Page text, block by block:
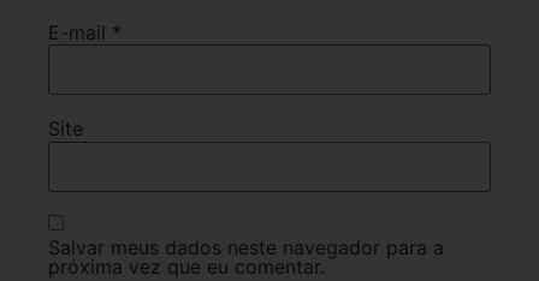
E-mail *
Site
Salvar meus dados neste navegador para a
próxima vez que eu comentar.